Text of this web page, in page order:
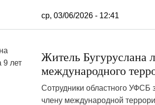
ср, 03/06/2026 - 12:41
Житель Бугуруслана
международного
Сотрудники областного
члену международной